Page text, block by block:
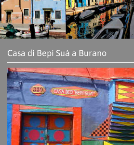
Casa di Bepi Suà a Burano